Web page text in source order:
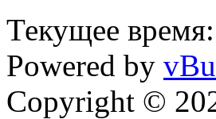
Текущее время:
Powered by
Copyright ©